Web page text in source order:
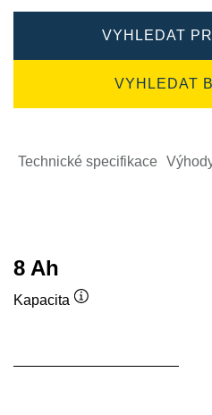
VYHLEDAT
VYHLEDAT
Technické specifikace
8 Ah
Kapacita